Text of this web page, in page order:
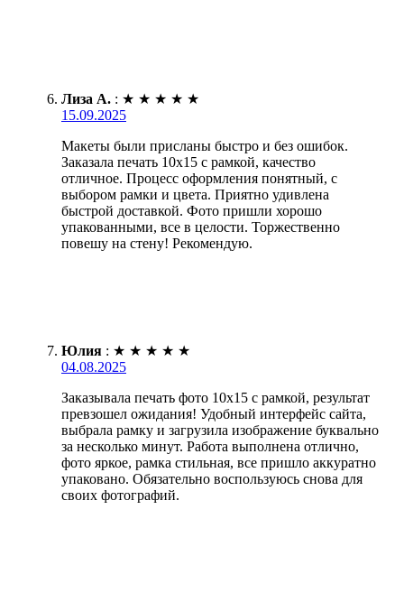
Лиза А. : ★ ★ ★ ★ ★
15.09.2025
Макеты были присланы быстро и без ошибок.
Заказала печать 10х15 с рамкой, качество
отличное. Процесс оформления понятный, с
выбором рамки и цвета. Приятно удивлена
быстрой доставкой. Фото пришли хорошо
упакованными, все в целости. Торжественно
повешу на стену! Рекомендую.
Юлия : ★ ★ ★ ★ ★
04.08.2025
Заказывала печать фото 10х15 с рамкой, результат
превзошел ожидания! Удобный интерфейс сайта,
выбрала рамку и загрузила изображение буквально
за несколько минут. Работа выполнена отлично,
фото яркое, рамка стильная, все пришло аккуратно
упаковано. Обязательно воспользуюсь снова для
своих фотографий.